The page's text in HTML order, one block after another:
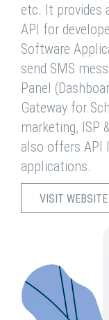
etc. It provides
API for
Software
send SMS
Panel
Gateway for
marketing, ISP
also offers API
applications.
VISIT WEBSITE